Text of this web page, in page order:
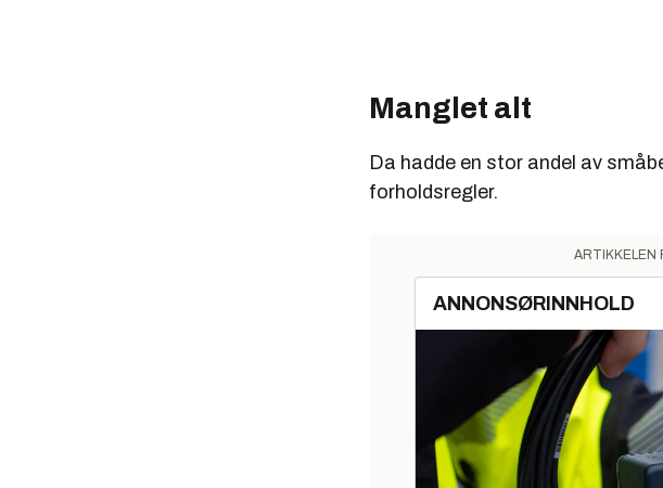
Manglet alt
Da hadde en stor andel av
forholdsregler.
ARTIKKELEN
ANNONSØRINNHOLD